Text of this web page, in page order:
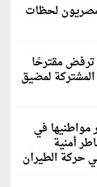
لحظات
ترفض مقترحًا
المشتركة لمضيق
في
أمنية
حركة الطيران